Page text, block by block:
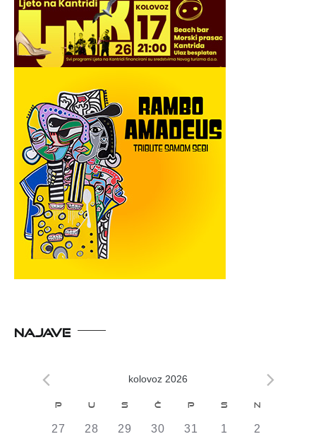
NAJAVE
kolovoz 2026
Kalendar
P U S Č P S N
0
27
0
28
0
29
0
30
0
31
0
1
0
2